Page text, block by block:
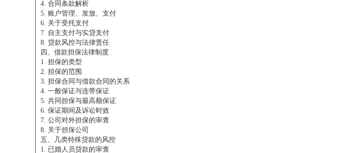
4. 合同条款解析
5. 账户管理、发放、支付
6. 关于受托支付
7. 自主支付与实贷支付
8. 贷款风控与法律责任
四、借款担保法律制度
1. 担保的类型
2. 担保的范围
3. 担保合同与借款合同的关系
4. 一般保证与连带保证
5. 共同担保与最高额保证
6. 保证期间及诉讼时效
7. 公司对外担保的审查
8. 关于担保公司
五、几类特殊贷款的风控
1. 已婚人员贷款的审查